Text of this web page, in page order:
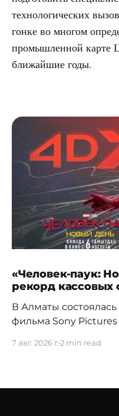
технологических
гонке во многом
промышленной карте
ближайшие годы.
«Человек-паук:
рекорд кассовых
В Алматы
фильма Sony
7 авг. 2026 г.2 min read